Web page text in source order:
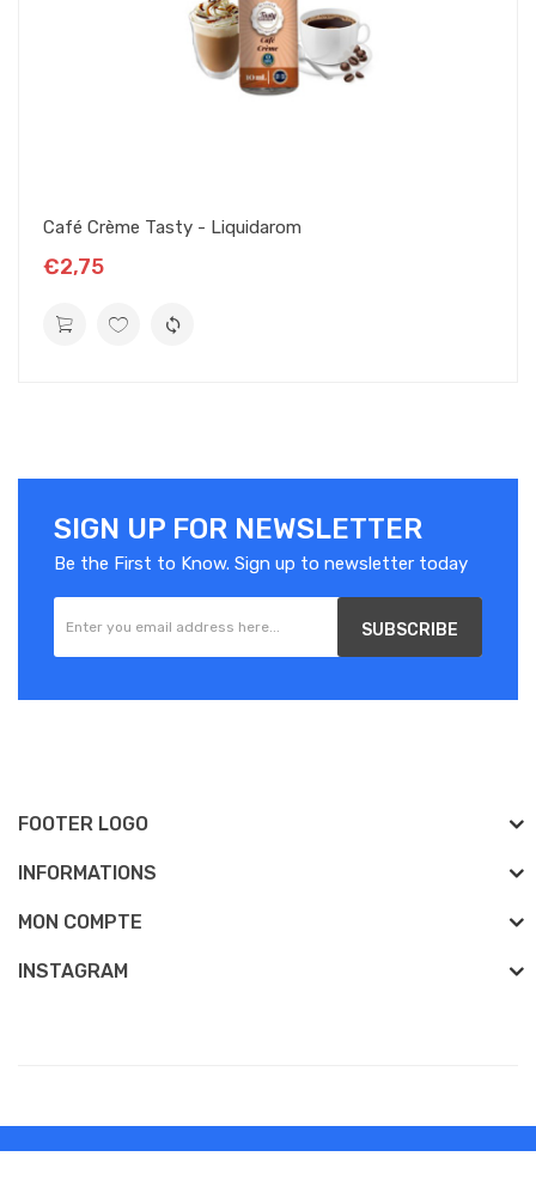
Café Crème Tasty - Liquidarom
€2,75
SIGN UP FOR NEWSLETTER
Be the First to Know. Sign up to newsletter today
SUBSCRIBE
FOOTER LOGO
INFORMATIONS
MON COMPTE
INSTAGRAM